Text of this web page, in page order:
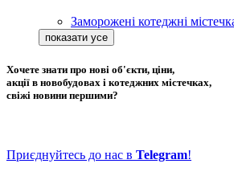
Заморожені котеджні
Хочете знати про нові об'єкти, ціни,
акції в новобудовах і котеджних містечках,
свіжі новини першими?
Приєднуйтесь до нас в Telegram!